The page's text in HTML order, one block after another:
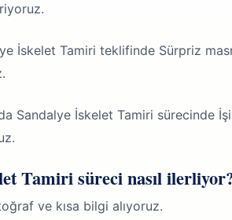
İskelet Tamiri teklifinde Sürpriz
Sandalye İskelet Tamiri sürecinde
Tamiri süreci nasıl
ve kısa bilgi alıyoruz.